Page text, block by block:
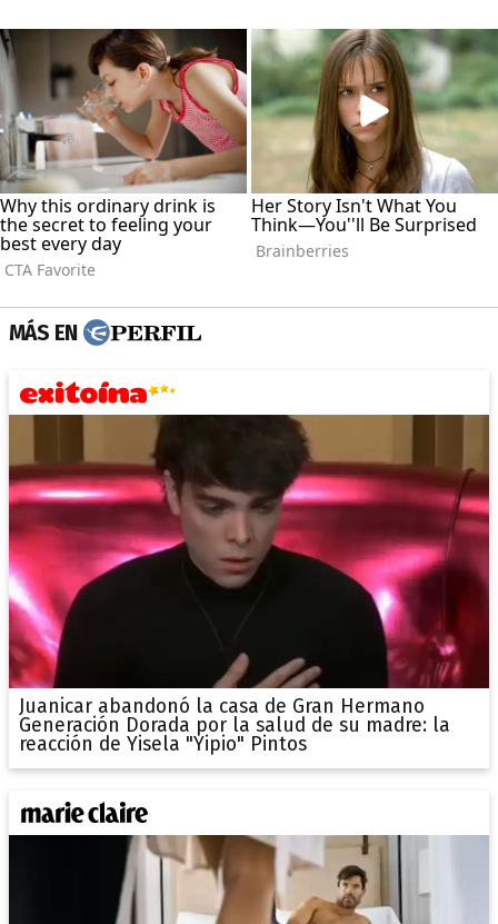
MÁS EN
Juanicar abandonó la casa de Gran Hermano
Generación Dorada por la salud de su madre: la
reacción de Yisela "Yipio" Pintos